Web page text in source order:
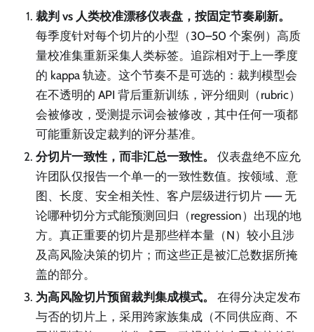
裁判 vs 人类校准漂移仪表盘，按固定节奏刷新。
每季度针对每个切片的小型（30–50 个案例）高质
量校准集重新采集人类标签。追踪相对于上一季度
的 kappa 轨迹。这个节奏不是可选的：裁判模型会
在不透明的 API 背后重新训练，评分细则（rubric）
会被修改，受测提示词会被修改，其中任何一项都
可能重新设定裁判的评分基准。
分切片一致性，而非汇总一致性。
仪表盘绝不应允
许团队仅报告一个单一的一致性数值。按领域、意
图、长度、安全相关性、客户层级进行切片 —— 无
论哪种切分方式能预测回归（regression）出现的地
方。真正重要的切片是那些样本量（N）较小且涉
及高风险决策的切片；而这些正是被汇总数据所掩
盖的部分。
为高风险切片预留裁判集成模式。
在得分决定发布
与否的切片上，采用跨家族集成（不同供应商、不